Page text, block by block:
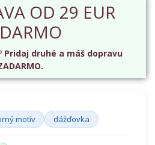
OD 29 EUR
Pridaj druhé a máš dopravu
motív dážďovka